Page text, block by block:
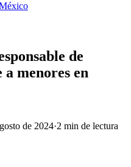
de
menores en
de 2024·2 min de lectura